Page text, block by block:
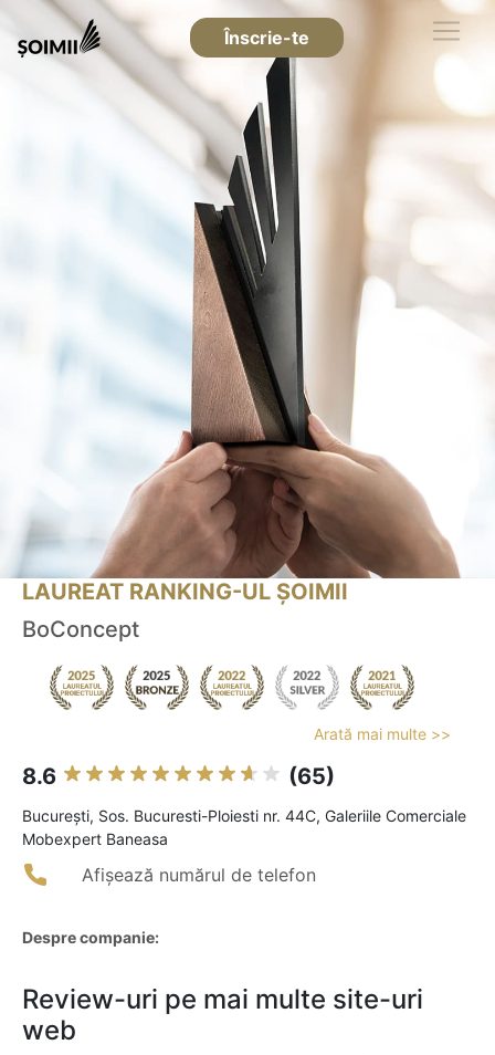
Înscrie-te
LAUREAT RANKING-UL ȘOIMII
BoConcept
Arată mai multe >>
8.6 (65)
Bucureşti, Sos. Bucuresti-Ploiesti nr. 44C, Galeriile Comerciale
Mobexpert Baneasa
Afișează numărul de telefon
Despre companie:
Review-uri pe mai multe site-uri
web